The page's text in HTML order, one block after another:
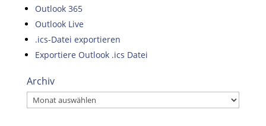
Outlook 365
Outlook Live
.ics-Datei exportieren
Exportiere Outlook .ics Datei
Archiv
Archiv